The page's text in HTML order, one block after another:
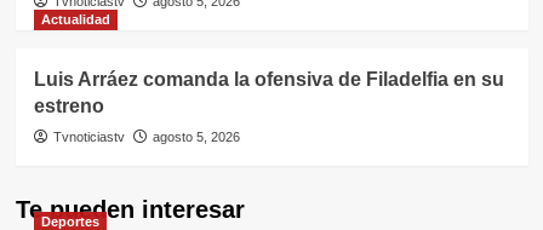
Actualidad
Luis Arráez comanda la ofensiva de Filadelfia en su
estreno
Tvnoticiastv agosto 5, 2026
Te pueden interesar
Deportes